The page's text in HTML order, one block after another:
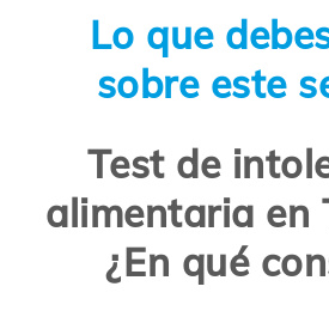
Lo que
sobre este
Test de
alimentaria en
¿En qué